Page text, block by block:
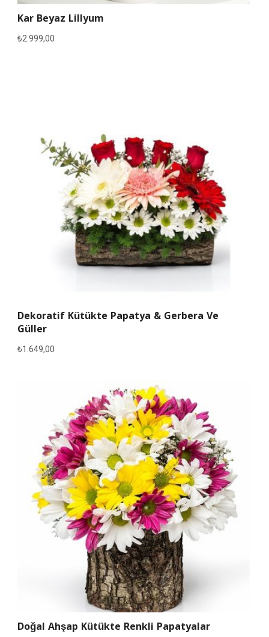
Kar Beyaz Lillyum
₺2.999,00
Dekoratif Kütükte Papatya & Gerbera Ve
Güller
₺1.649,00
Doğal Ahşap Kütükte Renkli Papatyalar